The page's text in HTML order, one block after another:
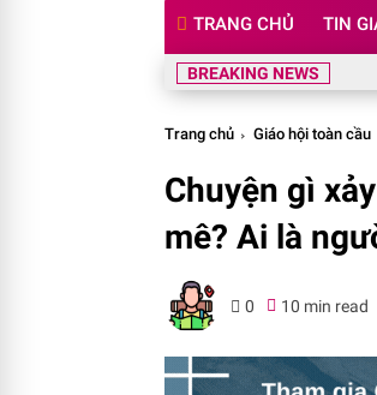
TRANG CHỦ TIN
BREAKING NEWS
Trang chủ Giáo hội toàn cầu
Chuyện gì
mê? Ai là
0 10 min read